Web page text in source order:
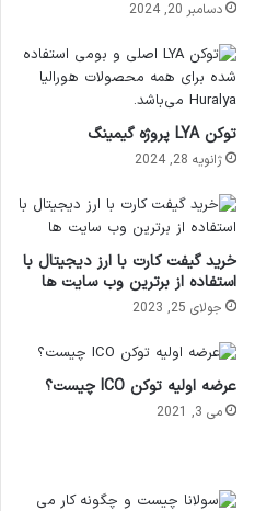
دسامبر 20, 2024
توکن LYA پروژه گیمینگ
ژانویه 28, 2024
خرید گیفت کارت با ارز دیجیتال با
استفاده از برترین وب سایت ها
جولای 25, 2023
عرضه اولیه توکن ICO چیست؟
می 3, 2021